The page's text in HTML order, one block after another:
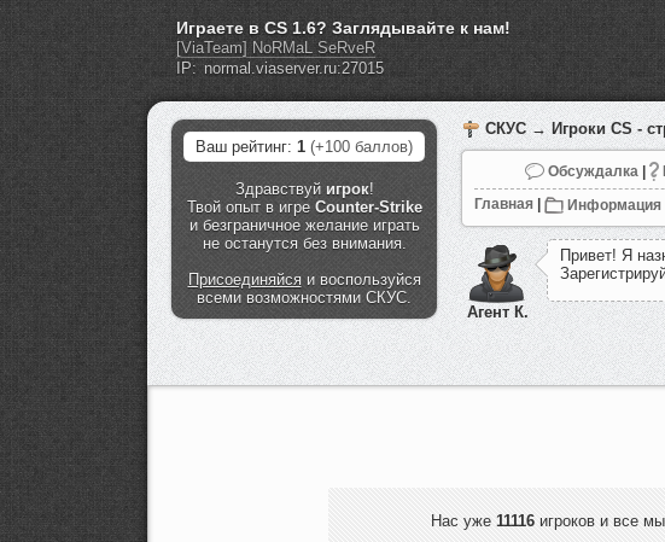
Играете в CS 1.6? Заглядывайте к нам!
[ViaTeam] NoRMaL SeRveR
IP:
Ваш рейтинг: 1 (+100 баллов)
Здравствуй игрок!
Твой опыт в игре Counter-Strike
и безграничное желание играть
не останутся без внимания.
Присоединяйсяи воспользуйся
всеми возможностями СКУС.
СКУС→ Игроки CS -
Обсуждалка
Главная
Информация
Агент К.
Привет! Я наз
Зарегистриру
Нас уже 11116 игроков и все